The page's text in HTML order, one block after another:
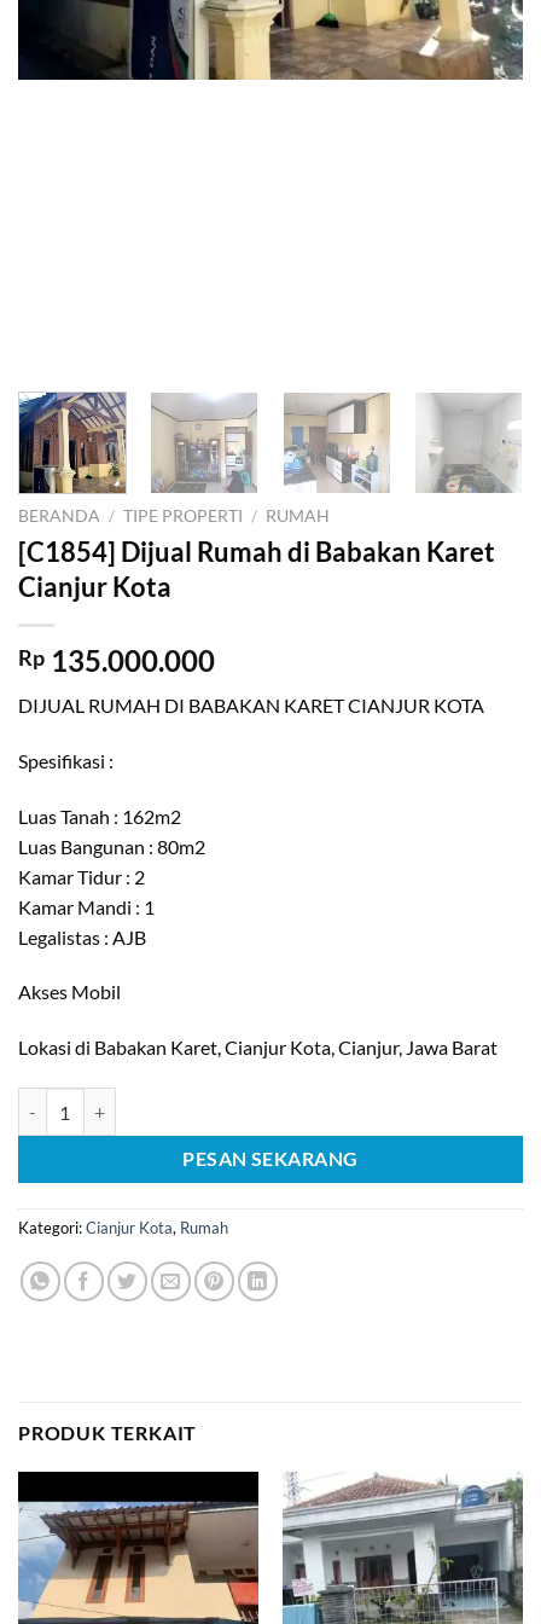
BERANDA / TIPE PROPERTI / RUMAH
[C1854] Dijual Rumah di Babakan Karet
Cianjur Kota
Rp 135.000.000
DIJUAL RUMAH DI BABAKAN KARET CIANJUR KOTA
Spesifikasi :
Luas Tanah : 162m2
Luas Bangunan : 80m2
Kamar Tidur : 2
Kamar Mandi : 1
Legalistas : AJB
Akses Mobil
Lokasi di Babakan Karet, Cianjur Kota, Cianjur, Jawa Barat
PESAN SEKARANG
Kategori:Cianjur Kota, Rumah
PRODUK TERKAIT